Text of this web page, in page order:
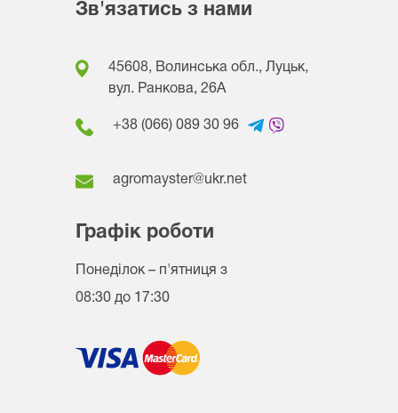
Зв'язатись з нами
45608, Волинська обл., Луцьк,
вул. Ранкова, 26A
+38 (066) 089 30 96
agromayster@ukr.net
Графік роботи
Понеділок – п'ятниця з
08:30 до 17:30